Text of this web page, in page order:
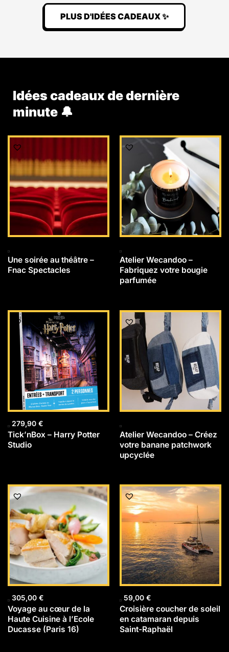
PLUS D'IDÉES CADEAUX ✨
Idées cadeaux de dernière
minute 🔔
Une soirée au théâtre –
Fnac Spectacles
Atelier Wecandoo –
Fabriquez votre bougie
parfumée
279,90 €
Tick’nBox – Harry Potter
Studio
Atelier Wecandoo – Créez
votre banane patchwork
upcyclée
305,00 €
Voyage au cœur de la
Haute Cuisine à l’Ecole
Ducasse (Paris 16)
59,00 €
Croisière coucher de soleil
en catamaran depuis
Saint-Raphaël